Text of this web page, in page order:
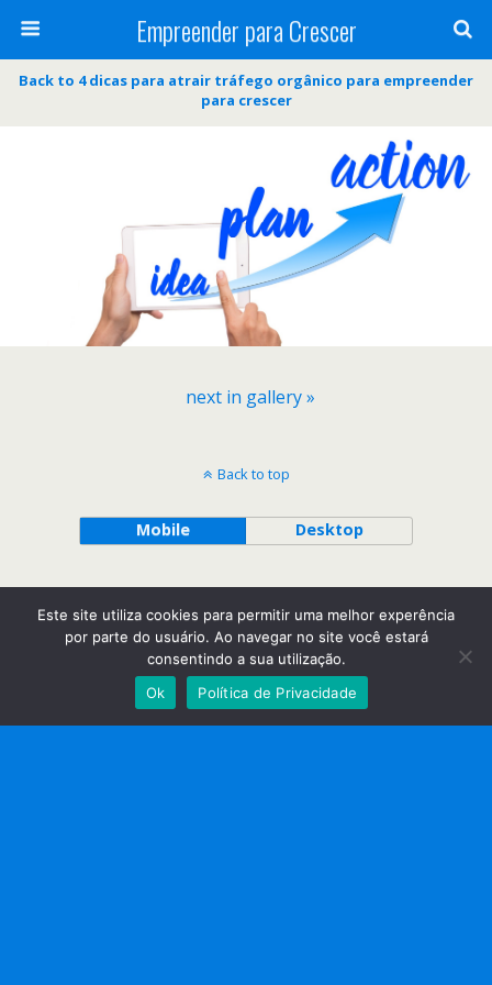
Empreender para Crescer
Back to 4 dicas para atrair tráfego orgânico para empreender
para crescer
next in gallery »
Back to top
Mobile Desktop
Este site utiliza cookies para permitir uma melhor experência
por parte do usuário. Ao navegar no site você estará
consentindo a sua utilização.
Ok
Política de Privacidade